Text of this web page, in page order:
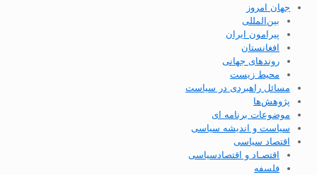
جهان امروز
بین‌المللی
پیرامون ایران
افغانستان
روندهای جهانی
محیط زیست
مسائل راهبردی در سیاست
پژوهش‌ها
موضوعات برنامه ای
سیاست و اندیشه سیاسی
اقتصاد سیاسی
اقتصـاد و اقتصاد‌سیاسی
فلسفه